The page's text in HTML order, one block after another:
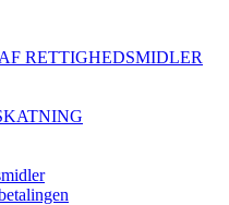
RETTIGHEDSMIDLER